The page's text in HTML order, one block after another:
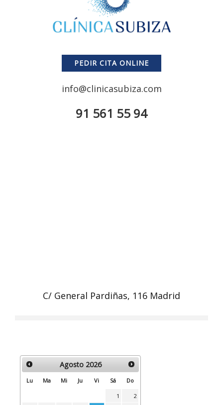
PEDIR CITA ONLINE
info@clinicasubiza.com
91 561 55 94
C/ General Pardiñas, 116 Madrid
Agosto 2026
Lu Ma Mi Ju Vi Sá Do
1 2